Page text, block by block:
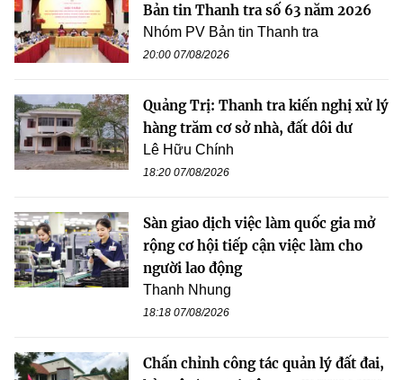
Bản tin Thanh tra số 63 năm 2026
Nhóm PV Bản tin Thanh tra
20:00 07/08/2026
Quảng Trị: Thanh tra kiến nghị xử lý
hàng trăm cơ sở nhà, đất dôi dư
Lê Hữu Chính
18:20 07/08/2026
Sàn giao dịch việc làm quốc gia mở
rộng cơ hội tiếp cận việc làm cho
người lao động
Thanh Nhung
18:18 07/08/2026
Chấn chỉnh công tác quản lý đất đai,